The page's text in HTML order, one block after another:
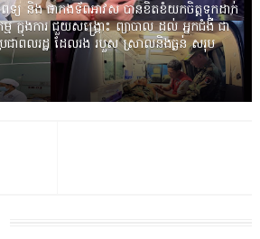
េទ្យ និង ជាកងទ័ពអាវស បានខិតខំយកចិត្តទុកដាក់
ម ក្នុងការ ជួយសង្រ្គោះ ព្យាបាល ដល់ អ្នកជំងឺ ជា
ជាពលរដ្ឋ ដែលរង របួស ស្រាលនិងធ្ងន់ សរុប